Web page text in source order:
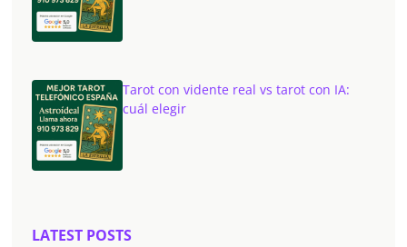
Tarot con vidente real vs tarot con IA:
cuál elegir
LATEST POSTS